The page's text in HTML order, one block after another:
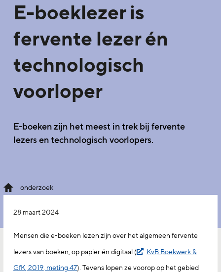
E-boeklezer is
fervente lezer én
technologisch
voorloper
E-boeken zijn het meest in trek bij fervente
lezers en technologisch voorlopers.
onderzoek
28 maart 2024
Mensen die e-boeken lezen zijn over het algemeen fervente
lezers van boeken, op papier én digitaal (
KvB Boekwerk &
GfK, 2019, meting 47). Tevens lopen ze voorop op het gebied